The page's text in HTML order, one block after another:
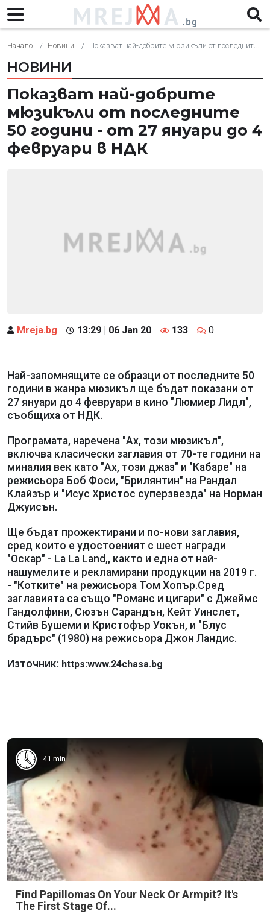
Начало Новини Показват най-добрите мюзикъли от последните 50 години - от 27 януари до 4 февруари в НДК
НОВИНИ
Показват най-добрите
мюзикъли от последните
50 години - от 27 януари до 4
февруари в НДК
Mreja.bg 13:29 | 06 Jan 20 133 0
Най-запомнящите се образци от последните 50
години в жанра мюзикъл ще бъдат показани от
27 януари до 4 февруари в кино "Люмиер Лидл",
съобщиха от НДК.
Програмата, наречена "Ах, този мюзикъл",
включва класически заглавия от 70-те години на
миналия век като "Ах, този джаз" и "Кабаре" на
режисьора Боб Фоси, "Брилянтин" на Рандал
Клайзър и "Исус Христос суперзвезда" на Норман
Джуисън.
Ще бъдат прожектирани и по-нови заглавия,
сред които е удостоеният с шест награди
"Оскар" - La La Land,, както и една от най-
нашумелите и рекламирани продукции на 2019 г.
- "Котките" на режисьора Том Хопър.Сред
заглавията са също "Романс и цигари" с Джеймс
Гандолфини, Сюзън Сарандън, Кейт Уинслет,
Стийв Бушеми и Кристофър Уокън, и "Блус
брадърс" (1980) на режисьора Джон Ландис.
Източник: https:www.24chasa.bg
41 min
Find Papillomas On Your Neck Or Armpit? It's
The First Stage Of...